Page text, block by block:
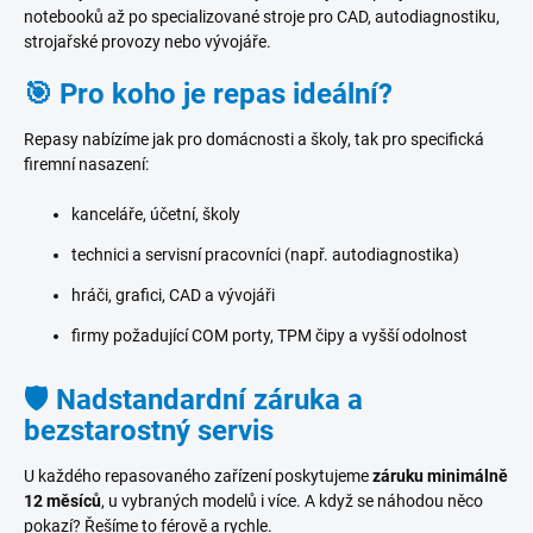
notebooků až po specializované stroje pro CAD, autodiagnostiku,
strojařské provozy nebo vývojáře.
🎯 Pro koho je repas ideální?
Repasy nabízíme jak pro domácnosti a školy, tak pro specifická
firemní nasazení:
kanceláře, účetní, školy
technici a servisní pracovníci (např. autodiagnostika)
hráči, grafici, CAD a vývojáři
firmy požadující COM porty, TPM čipy a vyšší odolnost
🛡️ Nadstandardní záruka a
bezstarostný servis
U každého repasovaného zařízení poskytujemezáruku minimálně
12 měsíců, u vybraných modelů i více. A když se náhodou něco
pokazí? Řešíme to férově a rychle.